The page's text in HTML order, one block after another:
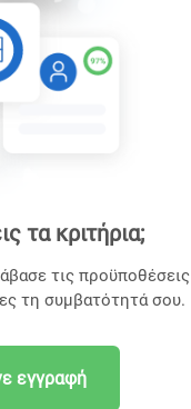
τα κριτήρια;
τις προϋποθέσεις
τη συμβατότητά σου.
εγγραφή